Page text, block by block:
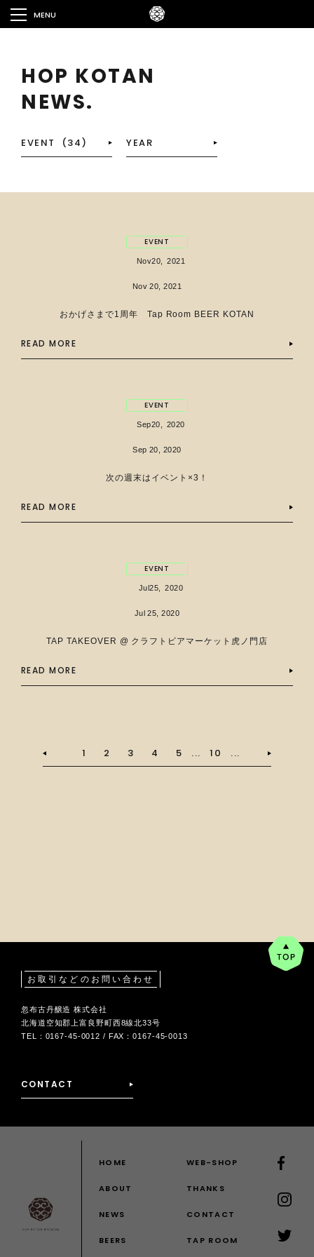
MENU
HOP KOTAN
NEWS.
EVENT
Nov20, 2021
Nov 20, 2021
おかげさまで1周年 Tap Room BEER KOTAN
READ MORE
EVENT
Sep20, 2020
Sep 20, 2020
次の週末はイベント×3！
READ MORE
EVENT
Jul25, 2020
Jul 25, 2020
TAP TAKEOVER @ クラフトビアマーケット虎ノ門店
READ MORE
1 2 3 4 5 ... 10 ...
HOME
ABOUT
NEWS
BEERS
WEB-SHOP
THANKS
CONTACT
TAP ROOM
お取引などのお問い合わせ
忽布古丹醸造 株式会社
北海道空知郡上富良野町西8線北33号
TEL：0167-45-0012 / FAX：0167-45-0013
CONTACT